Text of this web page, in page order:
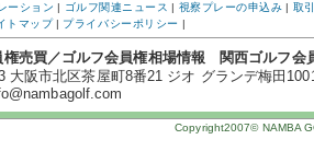
ーション | ゴルフ関連ニュース | 視察プレーの申込み | 取
トマップ| プライバシーポリシー |
権売買／ゴルフ会員権相場情報 関西ゴルフ
大阪市北区茶屋町8番21 ジオ グランデ梅田
Copyright2007© NAMBA